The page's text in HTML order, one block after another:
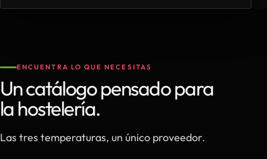
ENCUENTRA LO QUE NECESITAS
Un catálogo pensado para
la hostelería.
Las tres temperaturas, un único proveedor.